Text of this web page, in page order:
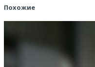
Похожие